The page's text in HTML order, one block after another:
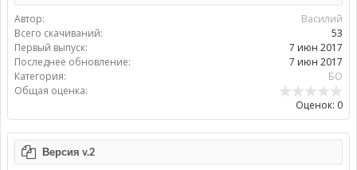
Автор:
Василий
Всего скачиваний:
53
Первый выпуск:
7 июн 2017
Последнее обновление:
7 июн 2017
Категория:
БО
Общая оценка:
Оценок: 0
Версия v.2